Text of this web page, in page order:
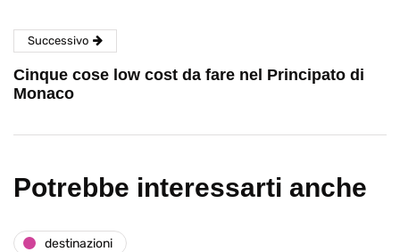
Successivo
Cinque cose low cost da fare nel Principato di
Monaco
Potrebbe interessarti anche
destinazioni